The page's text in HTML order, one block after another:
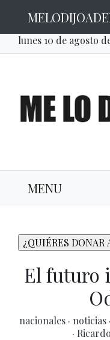
lunes 10 de agosto
MENU
El futuro
nacionales · noticias ·
·